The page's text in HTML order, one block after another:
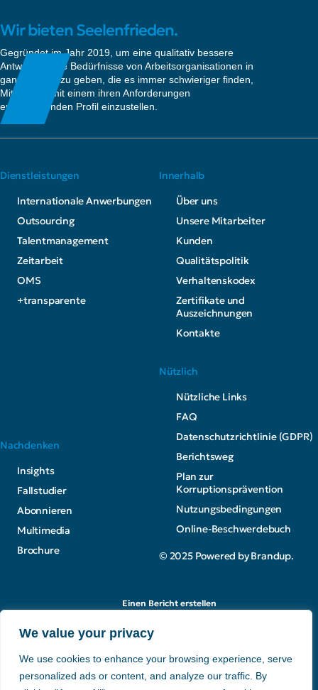
We value your privacy
We use cookies to enhance your browsing experience, serve
personalized ads or content, and analyze our traffic. By
Wir bieten Seelenfrieden.
Gegründet im Jahr 2019, um eine qualitativ bessere
Antwort auf die Bedürfnisse von Arbeitsorganisationen in
ganz Europa zu geben, die es immer schwieriger finden,
Mitarbeiter mit einem ihren Anforderungen
entsprechenden Profil einzustellen.
Dienstleistungen
Internationale Anwerbungen
Outsourcing
Talentmanagement
Zeitarbeit
OMS
+transparente
Innerhalb
Über uns
Unsere Mitarbeiter
Kunden
Qualitätspolitik
Verhaltenskodex
Zertifikate und
Auszeichnungen
Kontakte
Nachdenken
Insights
Fallstudier
Abonnieren
Multimedia
Brochure
Nützlich
Nützliche Links
FAQ
Datenschutzrichtlinie (GDPR)
Berichtsweg
Plan zur
Korruptionsprävention
Nutzungsbedingungen
Online-Beschwerdebuch
© 2025 Powered by Brandup.
Einen Bericht erstellen